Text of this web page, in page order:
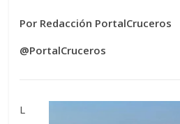
Por Redacción PortalCruceros
@PortalCruceros
L